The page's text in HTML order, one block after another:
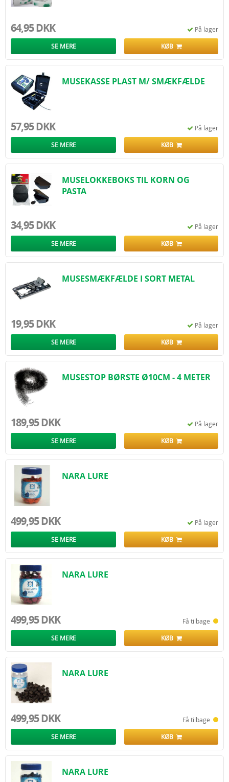
64,95 DKK På lager
SE MERE KØB
MUSEKASSE PLAST M/ SMÆKFÆLDE
57,95 DKK På lager
SE MERE KØB
MUSELOKKEBOKS TIL KORN OG
PASTA
34,95 DKK På lager
SE MERE KØB
MUSESMÆKFÆLDE I SORT METAL
19,95 DKK På lager
SE MERE KØB
MUSESTOP BØRSTE Ø10CM - 4 METER
189,95 DKK På lager
SE MERE KØB
NARA LURE
499,95 DKK På lager
SE MERE KØB
NARA LURE
499,95 DKK Få tilbage
SE MERE KØB
NARA LURE
499,95 DKK Få tilbage
SE MERE KØB
NARA LURE